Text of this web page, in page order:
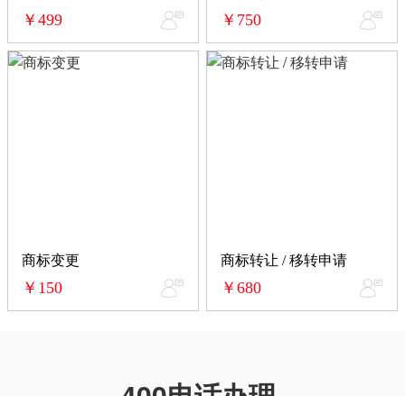
￥499 ￥750
商标变更
￥150
商标转让 / 移转申请
￥680